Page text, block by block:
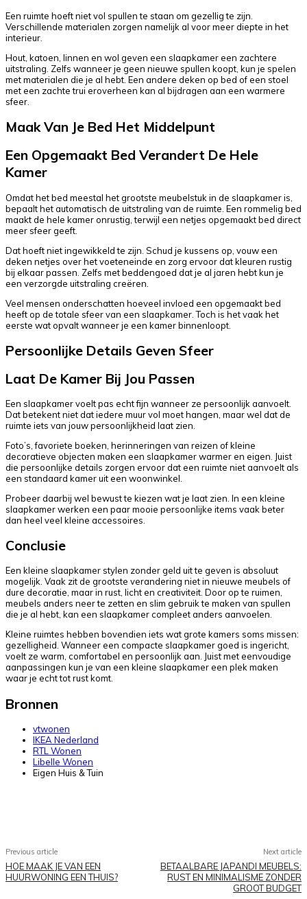
Een ruimte hoeft niet vol spullen te staan om gezellig te zijn.
Verschillende materialen zorgen namelijk al voor meer diepte in het
interieur.
Hout, katoen, linnen en wol geven een slaapkamer een zachtere
uitstraling. Zelfs wanneer je geen nieuwe spullen koopt, kun je spelen
met materialen die je al hebt. Een andere deken op bed of een stoel
met een zachte trui eroverheen kan al bijdragen aan een warmere
sfeer.
Maak Van Je Bed Het Middelpunt
Een Opgemaakt Bed Verandert De Hele
Kamer
Omdat het bed meestal het grootste meubelstuk in de slaapkamer is,
bepaalt het automatisch de uitstraling van de ruimte. Een rommelig bed
maakt de hele kamer onrustig, terwijl een netjes opgemaakt bed direct
meer sfeer geeft.
Dat hoeft niet ingewikkeld te zijn. Schud je kussens op, vouw een
deken netjes over het voeteneinde en zorg ervoor dat kleuren rustig
bij elkaar passen. Zelfs met beddengoed dat je al jaren hebt kun je
een verzorgde uitstraling creëren.
Veel mensen onderschatten hoeveel invloed een opgemaakt bed
heeft op de totale sfeer van een slaapkamer. Toch is het vaak het
eerste wat opvalt wanneer je een kamer binnenloopt.
Persoonlijke Details Geven Sfeer
Laat De Kamer Bij Jou Passen
Een slaapkamer voelt pas echt fijn wanneer ze persoonlijk aanvoelt.
Dat betekent niet dat iedere muur vol moet hangen, maar wel dat de
ruimte iets van jouw persoonlijkheid laat zien.
Foto’s, favoriete boeken, herinneringen van reizen of kleine
decoratieve objecten maken een slaapkamer warmer en eigen. Juist
die persoonlijke details zorgen ervoor dat een ruimte niet aanvoelt als
een standaard kamer uit een woonwinkel.
Probeer daarbij wel bewust te kiezen wat je laat zien. In een kleine
slaapkamer werken een paar mooie persoonlijke items vaak beter
dan heel veel kleine accessoires.
Conclusie
Een kleine slaapkamer stylen zonder geld uit te geven is absoluut
mogelijk. Vaak zit de grootste verandering niet in nieuwe meubels of
dure decoratie, maar in rust, licht en creativiteit. Door op te ruimen,
meubels anders neer te zetten en slim gebruik te maken van spullen
die je al hebt, kan een slaapkamer compleet anders aanvoelen.
Kleine ruimtes hebben bovendien iets wat grote kamers soms missen:
gezelligheid. Wanneer een compacte slaapkamer goed is ingericht,
voelt ze warm, comfortabel en persoonlijk aan. Juist met eenvoudige
aanpassingen kun je van een kleine slaapkamer een plek maken
waar je echt tot rust komt.
Bronnen
vtwonen
IKEA Nederland
RTL Wonen
Libelle Wonen
Eigen Huis & Tuin
Previous article
HOE MAAK JE VAN EEN
HUURWONING EEN THUIS?
Next article
BETAALBARE JAPANDI MEUBELS:
RUST EN MINIMALISME ZONDER
GROOT BUDGET